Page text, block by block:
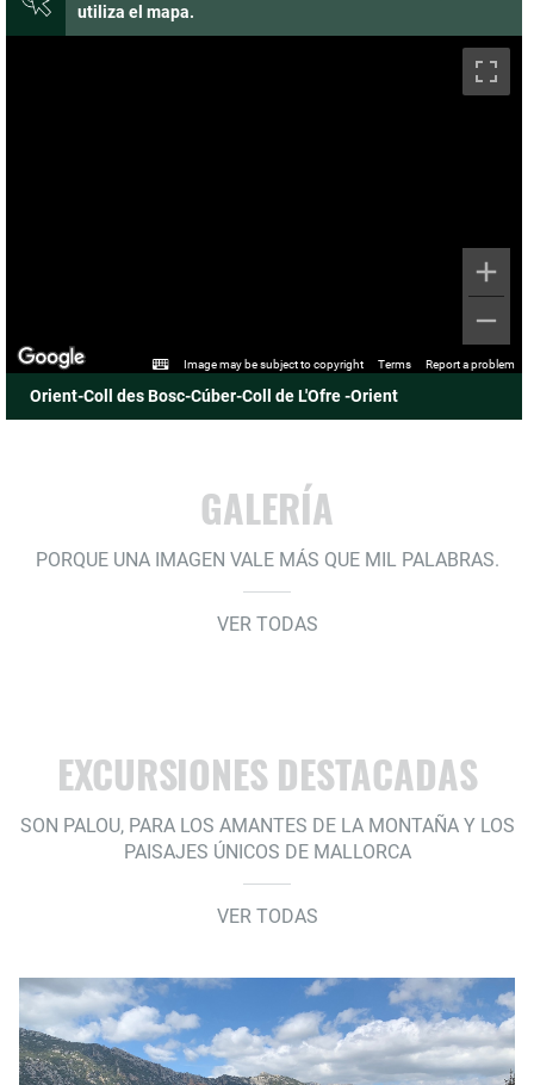
utiliza el mapa.
Image may be subject to copyright Terms Report a problem
Orient-Coll des Bosc-Cúber-Coll de L'Ofre -Orient
GALERÍA
PORQUE UNA IMAGEN VALE MÁS QUE MIL PALABRAS.
VER TODAS
EXCURSIONES DESTACADAS
SON PALOU, PARA LOS AMANTES DE LA MONTAÑA Y LOS
PAISAJES ÚNICOS DE MALLORCA
VER TODAS